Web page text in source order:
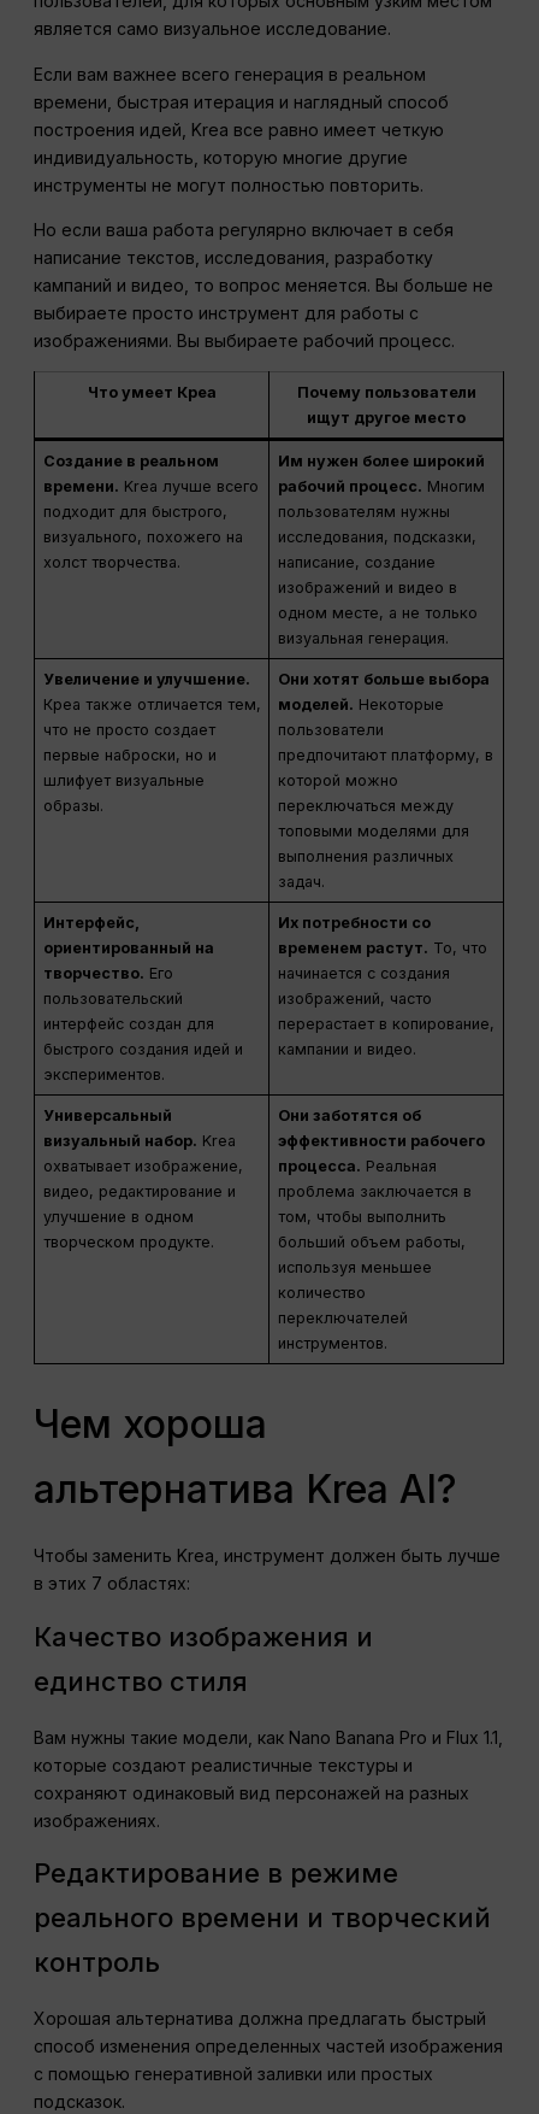
является само визуальное исследование.
Если вам важнее всего генерация в реальном
времени, быстрая итерация и наглядный способ
построения идей, Krea все равно имеет четкую
индивидуальность, которую многие другие
инструменты не могут полностью повторить.
Но если ваша работа регулярно включает в себя
написание текстов, исследования, разработку
кампаний и видео, то вопрос меняется. Вы больше не
выбираете просто инструмент для работы с
изображениями. Вы выбираете рабочий процесс.
Что умеет Креа
Почему пользователи
ищут другое место
Создание в реальном
времени. Krea лучше всего
подходит для быстрого,
визуального, похожего на
холст творчества.
Им нужен более широкий
рабочий процесс. Многим
пользователям нужны
исследования, подсказки,
написание, создание
изображений и видео в
одном месте, а не только
визуальная генерация.
Увеличение и улучшение.
Креа также отличается тем,
что не просто создает
первые наброски, но и
шлифует визуальные
образы.
Они хотят больше выбора
моделей. Некоторые
пользователи
предпочитают платформу, в
которой можно
переключаться между
топовыми моделями для
выполнения различных
задач.
Интерфейс,
ориентированный на
творчество. Его
пользовательский
интерфейс создан для
быстрого создания идей и
экспериментов.
Их потребности со
временем растут. То, что
начинается с создания
изображений, часто
перерастает в копирование,
кампании и видео.
Универсальный
визуальный набор. Krea
охватывает изображение,
видео, редактирование и
улучшение в одном
творческом продукте.
Они заботятся об
эффективности рабочего
процесса. Реальная
проблема заключается в
том, чтобы выполнить
больший объем работы,
используя меньшее
количество
переключателей
инструментов.
Чем хороша
альтернатива Krea AI?
Чтобы заменить Krea, инструмент должен быть лучше
в этих 7 областях:
Качество изображения и
единство стиля
Вам нужны такие модели, как Nano Banana Pro и Flux 1.1,
которые создают реалистичные текстуры и
сохраняют одинаковый вид персонажей на разных
изображениях.
Редактирование в режиме
реального времени и творческий
контроль
Хорошая альтернатива должна предлагать быстрый
способ изменения определенных частей изображения
с помощью генеративной заливки или простых
подсказок.